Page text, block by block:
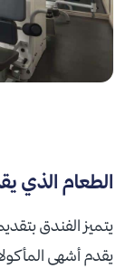
الطعام الذي
يتميز الفندق
يقدم أشهى